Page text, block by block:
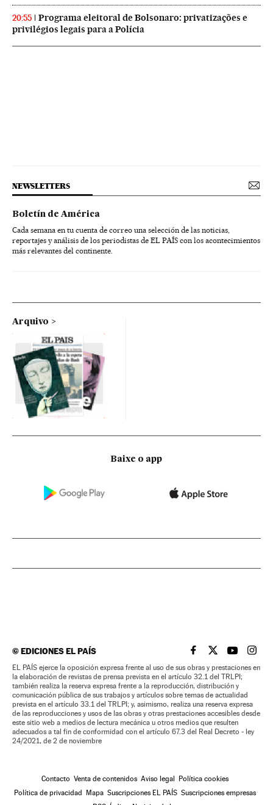
20:55
Programa eleitoral de Bolsonaro: privatizações e
privilégios legais para a Polícia
NEWSLETTERS
Boletín de América
Cada semana en tu cuenta de correo una selección de las noticias,
reportajes y análisis de los periodistas de EL PAÍS con los acontecimientos
más relevantes del continente.
Arquivo
Baixe o app
©EDICIONES EL PAÍS EL PAÍS BRASIL EN
EL PAÍSEL PAÍS
EL
EL PAÍS ejerce la oposición expresa frente al uso de sus obras y prestaciones en
la elaboración de revistas de prensa prevista en el artículo 32.1 del TRLPI;
también realiza la reserva expresa frente a la reproducción, distribución y
comunicación pública de sus trabajos y artículos sobre temas de actualidad
prevista en el artículo 33.1 del TRLPI; y, asimismo, realiza una reserva expresa
de las reproducciones y usos de las obras y otras prestaciones accesibles desde
este sitio web a medios de lectura mecánica u otros medios que resulten
adecuados a tal fin de conformidad con el artículo 67.3 del Real Decreto - ley
24/2021, de 2 de noviembre
Contacto Venta de contenidos Aviso legal Política cookies
Política de privacidad Mapa Suscripciones EL PAÍS Suscripciones empresas